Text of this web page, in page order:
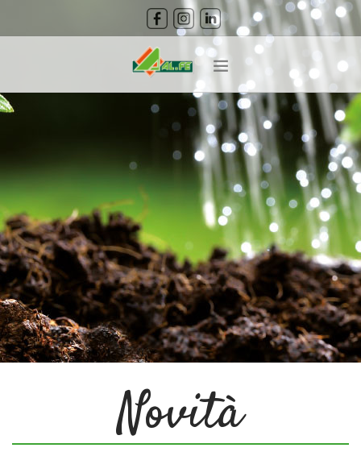
CERCA
HOME
ABOUT
PRODOTTI
CURA DEL VERDE
GUIDA ALLA COLTIVAZIONE
CALENDARIO
Novità